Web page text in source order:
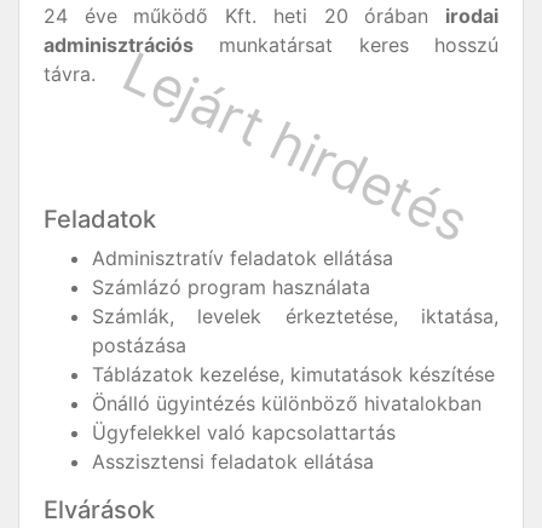
24 éve működő Kft. heti 20 órában irodai
adminisztrációs munkatársat keres hosszú
távra.
Feladatok
Adminisztratív feladatok ellátása
Számlázó program használata
Számlák, levelek érkeztetése, iktatása,
postázása
Táblázatok kezelése, kimutatások készítése
Önálló ügyintézés különböző hivatalokban
Ügyfelekkel való kapcsolattartás
Asszisztensi feladatok ellátása
Elvárások